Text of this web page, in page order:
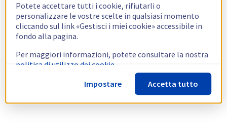
Potete accettare tutti i cookie, rifiutarli o
personalizzare le vostre scelte in qualsiasi momento
cliccando sul link «Gestisci i miei cookie» accessibile in
fondo alla pagina.
Per maggiori informazioni, potete consultare la nostra
politica di utilizzo dei cookie.
Impostare
Accetta tutto